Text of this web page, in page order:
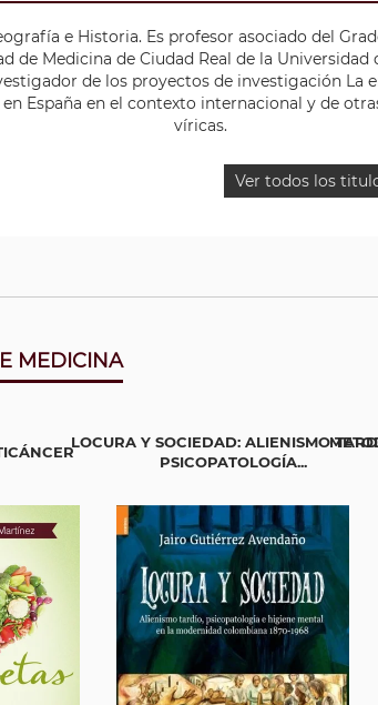
e Historia. Es profesor asociado del
de Medicina de Ciudad Real de la Universidad
de los proyectos de investigación La
España en el contexto internacional y de
víricas.
Ver todos los
MEDICINA
LOCURA Y SOCIEDAD: ALIENISMO
PSICOPATOLOGÍA...